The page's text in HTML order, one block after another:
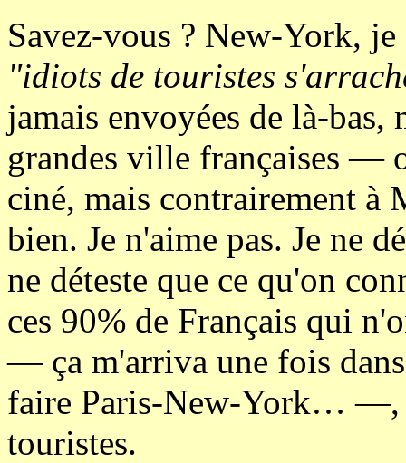
Savez-vous ? New-York, je
"idiots de touristes
jamais envoyées de là-bas,
grandes ville françaises —
ciné, mais contrairement à
bien. Je n'aime pas. Je ne
ne déteste que ce qu'on
ces 90% de Français qui
— ça m'arriva une fois
faire Paris-New-York… —,
touristes.